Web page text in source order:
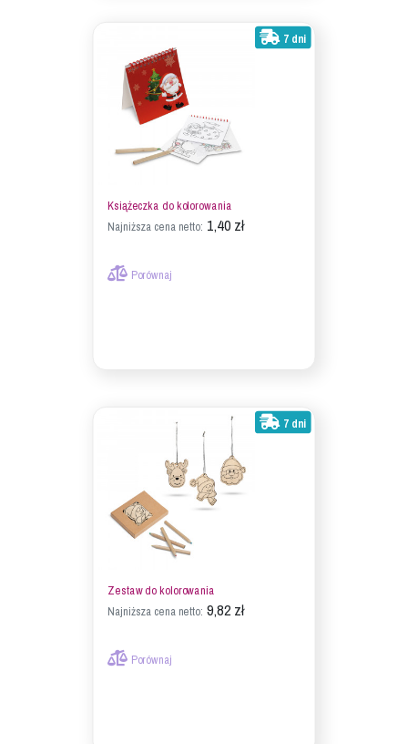
7 dni
Książeczka do kolorowania
Najniższa cena netto: 1,40 zł
Porównaj
7 dni
Zestaw do kolorowania
Najniższa cena netto: 9,82 zł
Porównaj